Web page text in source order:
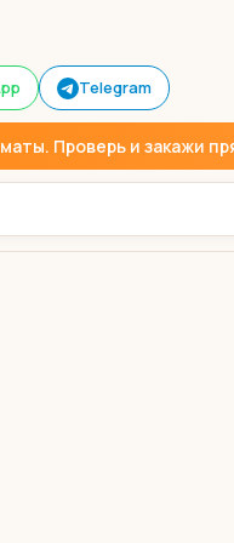
Telegram
Проверь и закажи